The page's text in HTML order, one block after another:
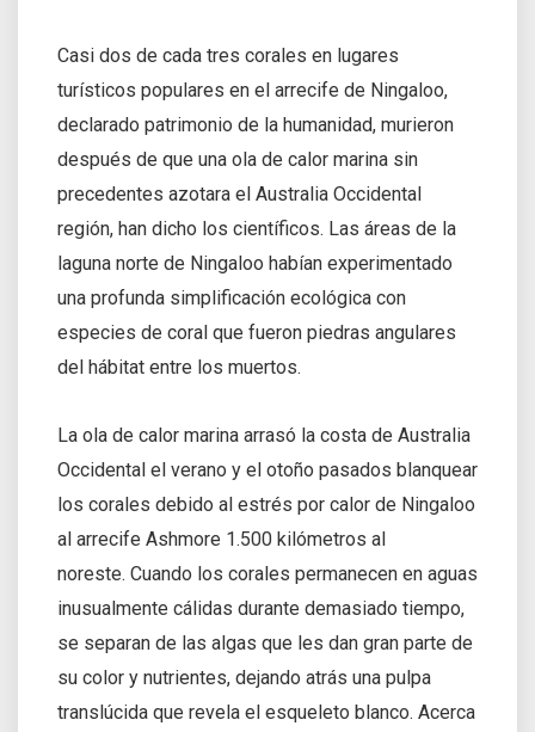
Casi dos de cada tres corales en lugares
turísticos populares en el arrecife de Ningaloo,
declarado patrimonio de la humanidad, murieron
después de que una ola de calor marina sin
precedentes azotara el Australia Occidental
región, han dicho los científicos. Las áreas de la
laguna norte de Ningaloo habían experimentado
una profunda simplificación ecológica con
especies de coral que fueron piedras angulares
del hábitat entre los muertos.
La ola de calor marina arrasó la costa de Australia
Occidental el verano y el otoño pasados blanquear
los corales debido al estrés por calor de Ningaloo
al arrecife Ashmore 1.500 kilómetros al
noreste. Cuando los corales permanecen en aguas
inusualmente cálidas durante demasiado tiempo,
se separan de las algas que les dan gran parte de
su color y nutrientes, dejando atrás una pulpa
translúcida que revela el esqueleto blanco. Acerca